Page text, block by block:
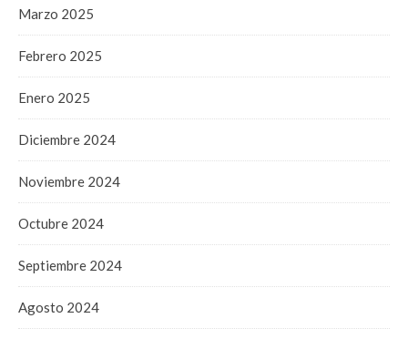
Marzo 2025
Febrero 2025
Enero 2025
Diciembre 2024
Noviembre 2024
Octubre 2024
Septiembre 2024
Agosto 2024